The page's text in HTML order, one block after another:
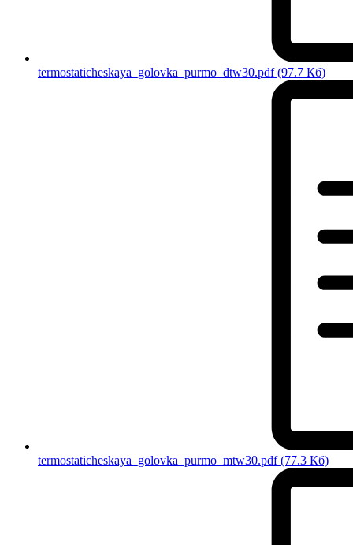
termostaticheskaya_golovka_purmo_dtw30.pdf(97.7 Кб)
termostaticheskaya_golovka_purmo_mtw30.pdf(77.3 Кб)